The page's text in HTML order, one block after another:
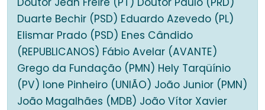
Duarte Bechir (PSD) Eduardo Azevedo (PL)
Elismar Prado (PSD) Enes Cândido
(REPUBLICANOS) Fábio Avelar (AVANTE)
Grego da Fundação (PMN) Hely Tarqüínio
(PV) Ione Pinheiro (UNIÃO) João Junior (PMN)
João Magalhães (MDB) João Vítor Xavier